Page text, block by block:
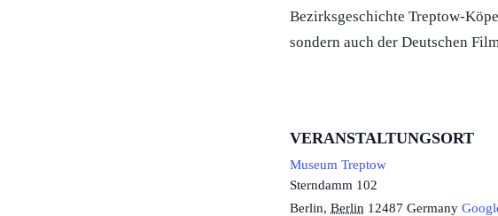
Bezirksgeschichte Treptow-
sondern auch der Deutschen
VERANSTALTUNGSORT
Museum Treptow
Sterndamm 102
Berlin, Berlin 12487 Germany